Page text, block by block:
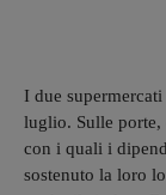
I due
luglio. Sulle porte,
con i quali i
sostenuto la loro